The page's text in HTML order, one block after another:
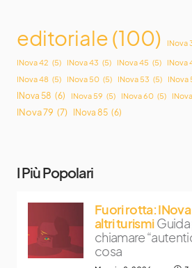
editoriale(100) INova
INova 42 (5) INova 43 (5) INova 45 (5) INova
INova 48 (5) INova 50 (5) INova 53 (5) INova
INova 58 (6) INova 59 (5) INova 60 (5)
INova 79 (7) INova 85 (6)
I Più Popolari
Fuori rotta:
altri turismi
chiamare
cosa